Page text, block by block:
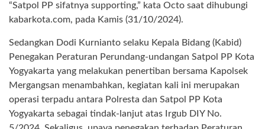
“Satpol PP sifatnya supporting,” kata Octo saat dihubungi
kabarkota.com, pada Kamis (31/10/2024).
Sedangkan Dodi Kurnianto selaku Kepala Bidang (Kabid)
Penegakan Peraturan Perundang-undangan Satpol PP Kota
Yogyakarta yang melakukan penertiban bersama Kapolsek
Mergangsan menambahkan, kegiatan kali ini merupakan
operasi terpadu antara Polresta dan Satpol PP Kota
Yogyakarta sebagai tindak-lanjut atas Irgub DIY No.